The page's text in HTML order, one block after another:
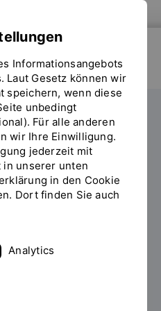
geben der
im
2026
Informationsangebots
Laut Gesetz können wir
speichern, wenn diese
unbedingt
Für alle anderen
wir Ihre Einwilligung.
jederzeit mit
unserer unten
in den Cookie
Dort finden Sie auch
Analytics